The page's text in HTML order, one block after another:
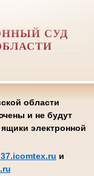
СУД
области
и не будут
электронной
и